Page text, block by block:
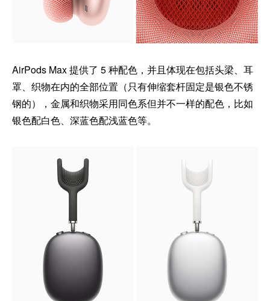
AirPods Max 提供了 5 种配色，并且体现在包括头梁、耳
罩、织物在内的全部位置（只有伸缩套杆固定是银色不锈
钢的），金属和织物采用同色系但并不一样的配色，比如
银色配白色、深蓝色配浅蓝色等。